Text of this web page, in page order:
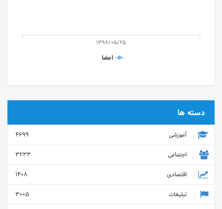
اعضا
1398/05/25
دسته ها
آموزشی
4699
اجتماعی
3233
اقتصادی
1408
تبلیغات
3005